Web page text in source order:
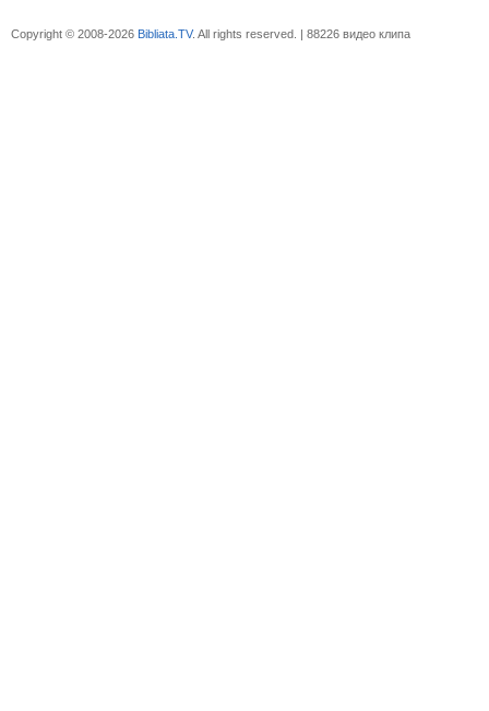
Copyright © 2008-2026 Bibliata.TV. All rights reserved. | 88226 видео клипа